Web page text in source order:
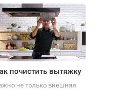
Как почистить вытяжку
не только внешняя